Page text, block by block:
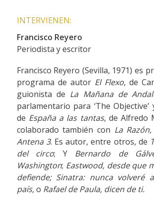
INTERVIENEN:
Francisco Reyero
Periodista y escritor
Francisco Reyero (Sevilla, 1971) es
programa de autor El Flexo, de
guionista de La Mañana de
parlamentario para ‘The
de España a las tantas, de Alfredo
colaborado también con La
Antena 3. Es autor, entre otros, de
del circo; Y Bernardo de
Washington; Eastwood, desde que
defiende; Sinatra: nunca volveré
país,o Rafael de Paula, dicen de ti.